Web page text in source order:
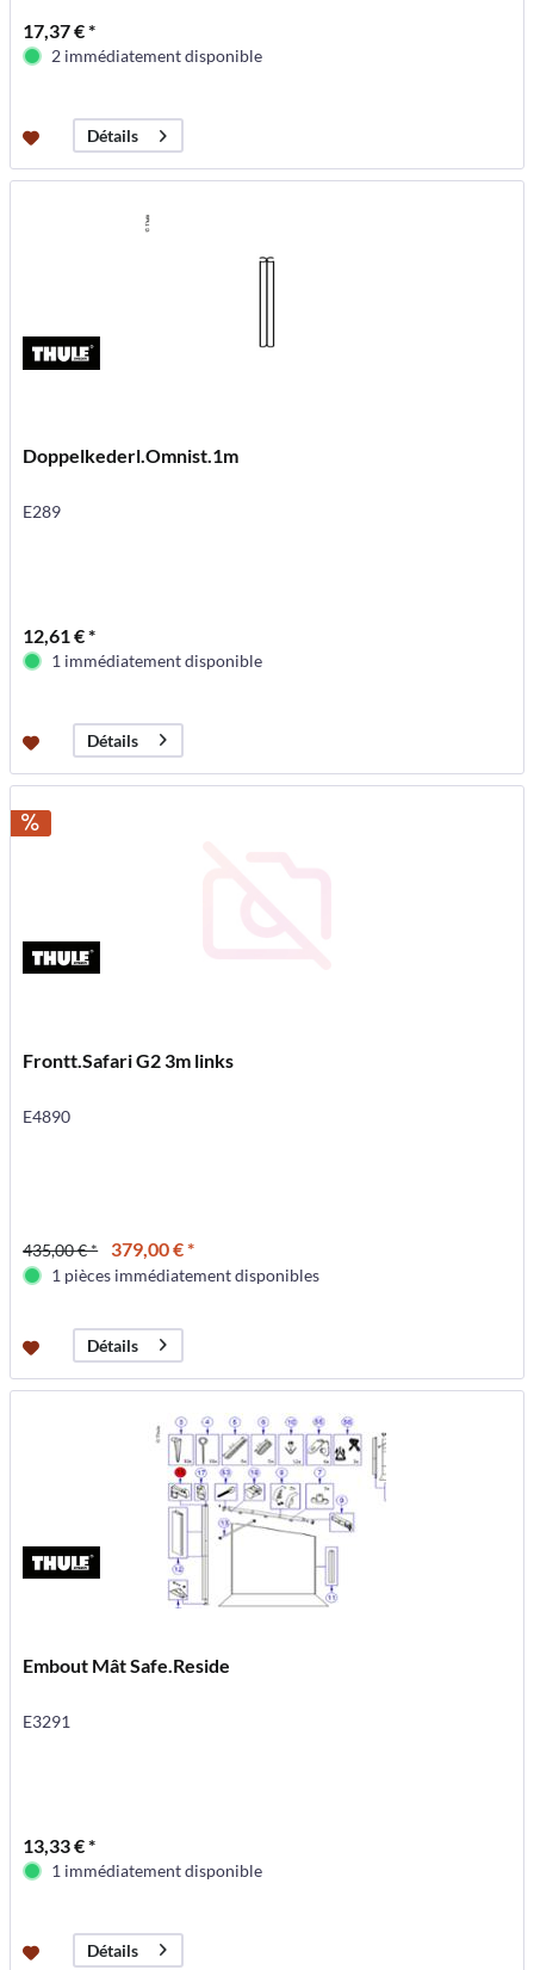
17,37 € *
2 immédiatement disponible
Détails
Doppelkederl.Omnist.1m
E289
12,61 € *
1 immédiatement disponible
Détails
Frontt.Safari G2 3m links
E4890
435,00 € * 379,00 € *
1 pièces immédiatement disponibles
Détails
Embout Mât Safe.Reside
E3291
13,33 € *
1 immédiatement disponible
Détails